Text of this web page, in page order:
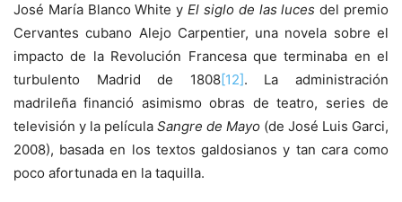
José María Blanco White yEl siglo de las luces del premio
Cervantes cubano Alejo Carpentier, una novela sobre el
impacto de la Revolución Francesa que terminaba en el
turbulento Madrid de 1808[12]. La administración
madrileña financió asimismo obras de teatro, series de
televisión y la película Sangre de Mayo (de José Luis Garci,
2008), basada en los textos galdosianos y tan cara como
poco afortunada en la taquilla.